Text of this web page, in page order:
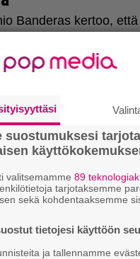
suostumuksesi
valitsemamme89
tarjotaksemme
sekä kohdentaaksemme
tietojesi käyttöön
ja tallennamme